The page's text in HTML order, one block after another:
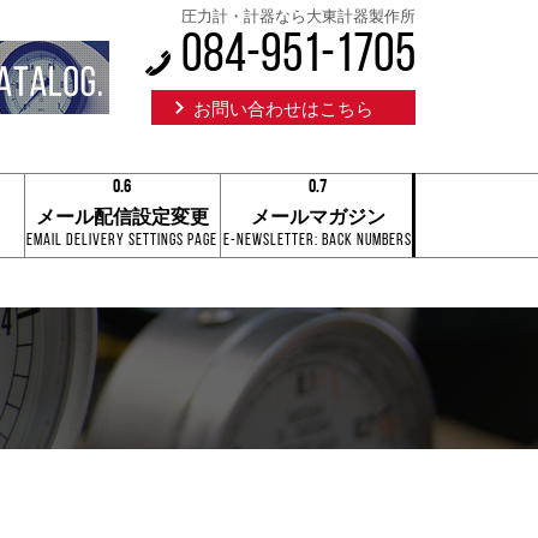
圧力計・計器なら大東計器製作所
084-951-1705
お問い合わせはこちら
0.6
0.1
0.2
0.3
0.4
0.8
0.9
0.6
メール配信設定変更
Email Delivery Settings Page
0.7
0.1
0.2
0.3
0.4
0.7
メールマガジン
E-Newsletter: Back Numbers